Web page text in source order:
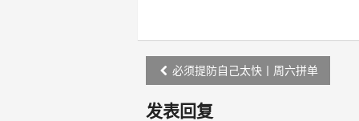
Post
navigation
必须提防自己太快丨周六拼单
发表回复